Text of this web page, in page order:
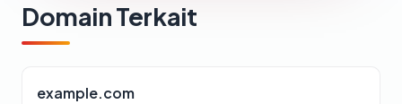
Domain Terkait
example.com